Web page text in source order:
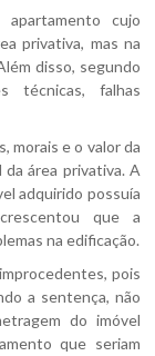
cujo
privativa, mas na
disso, segundo
técnicas, falhas
morais e o valor da
área privativa. A
adquirido possuía
que a
na edificação.
pois
a sentença, não
do imóvel
que seriam